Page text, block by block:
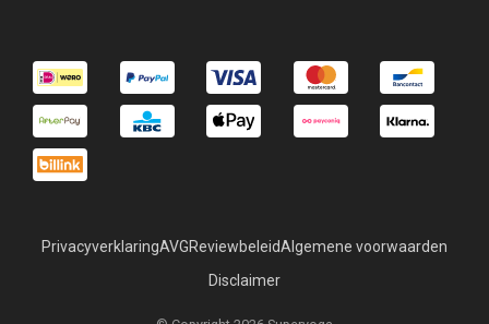
PrivacyverklaringAVGReviewbeleidAlgemene voorwaarden
Disclaimer